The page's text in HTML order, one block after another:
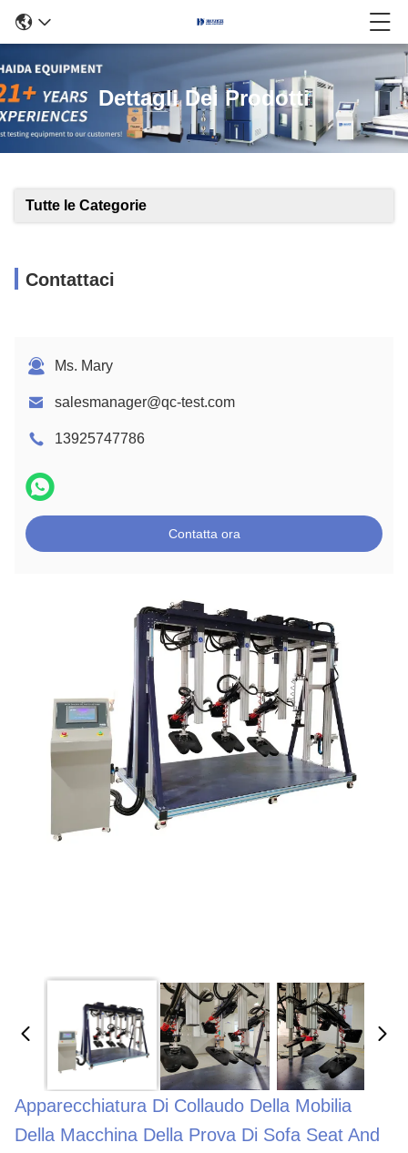
Dettagli Dei Prodotti
Tutte le Categorie
Contattaci
Ms. Mary
salesmanager@qc-test.com
13925747786
Contatta ora
Apparecchiatura Di Collaudo Della Mobilia
Della Macchina Della Prova Di Sofa Seat And